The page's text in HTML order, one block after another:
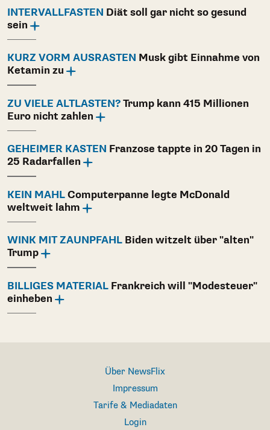
INTERVALLFASTEN Diät soll gar nicht so gesund
sein
KURZ VORM AUSRASTEN Musk gibt Einnahme von
Ketamin zu
ZU VIELE ALTLASTEN? Trump kann 415 Millionen
Euro nicht zahlen
GEHEIMER KASTEN Franzose tappte in 20 Tagen in
25 Radarfallen
KEIN MAHL Computerpanne legte McDonald
weltweit lahm
WINK MIT ZAUNPFAHL Biden witzelt über "alten"
Trump
BILLIGES MATERIAL Frankreich will "Modesteuer"
einheben
Über NewsFlix
Impressum
Tarife & Mediadaten
Login